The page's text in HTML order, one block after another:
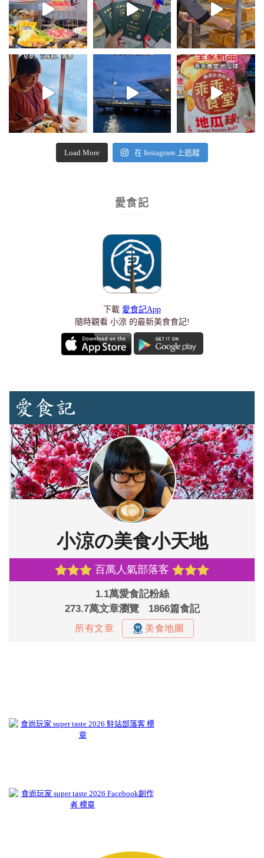
Load More 在 Instagram 上追蹤
愛食記
下載 愛食記App
隨時觀看 小涼 的最新美食食記!